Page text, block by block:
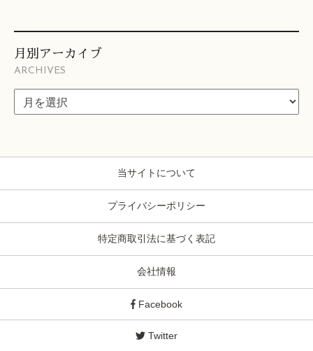
月別アーカイブ
ARCHIVES
当サイトについて
プライバシーポリシー
特定商取引法に基づく表記
会社情報
Facebook
Twitter